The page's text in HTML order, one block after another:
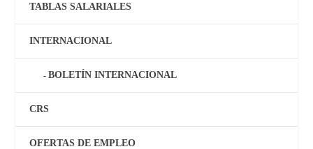
TABLAS SALARIALES
INTERNACIONAL
BOLETÍN INTERNACIONAL
CRS
OFERTAS DE EMPLEO